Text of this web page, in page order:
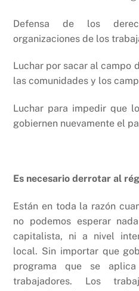
Defensa de los
organizaciones de los
Luchar por sacar al campo
las comunidades y los
Luchar para impedir que
gobiernen nuevamente el
Es necesario derrotar al
Están en toda la razón
no podemos esperar
capitalista, ni a nivel
local. Sin importar que
programa que se
trabajadores. Los